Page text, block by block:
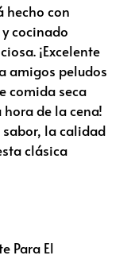
hecho con
cocinado
¡Excelente
amigos peludos
comida seca
de la cena!
la calidad
clásica
Para El